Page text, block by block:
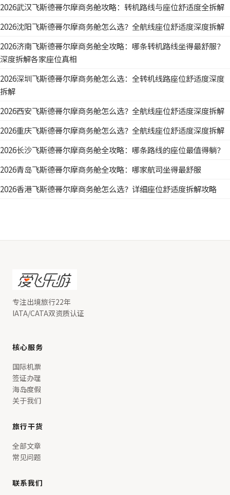
2026武汉飞斯德哥尔摩商务舱攻略：转机路线与座位舒适度全拆解
2026沈阳飞斯德哥尔摩商务舱怎么选？全航线座位舒适度深度拆解
2026济南飞斯德哥尔摩商务舱全攻略：哪条转机路线坐得最舒服？
深度拆解各家座位真相
2026深圳飞斯德哥尔摩商务舱怎么选：全转机线路座位舒适度深度
拆解
2026西安飞斯德哥尔摩商务舱怎么选？全航线座位舒适度深度拆解
2026重庆飞斯德哥尔摩商务舱怎么选？全航线座位舒适度深度拆解
2026长沙飞斯德哥尔摩商务舱全攻略：哪条路线的座位最值得躺？
2026青岛飞斯德哥尔摩商务舱全攻略：哪家航司坐得最舒服
2026香港飞斯德哥尔摩商务舱怎么选？详细座位舒适度拆解攻略
专注出境旅行22年
IATA/CATA双资质认证
核心服务
国际机票
签证办理
海岛度假
关于我们
旅行干货
全部文章
常见问题
联系我们